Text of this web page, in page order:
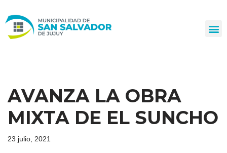
al
AVANZA LA OBRA
MIXTA DE EL SUNCHO
23 julio, 2021